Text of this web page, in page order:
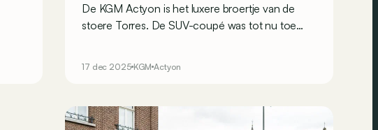
De KGM Actyon is het luxere broertje van de
stoere Torres. De SUV-coupé was tot nu toe
Brussel zal deze hybride versie staan te blinken
17 dec 2025 KGM Actyon